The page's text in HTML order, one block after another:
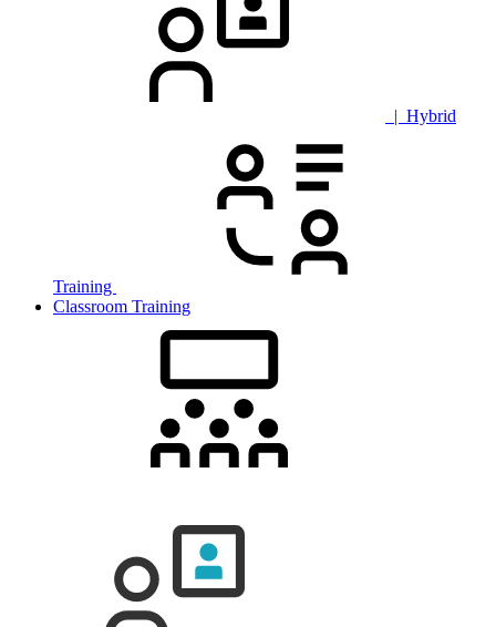
| Hybrid
Training
Classroom Training